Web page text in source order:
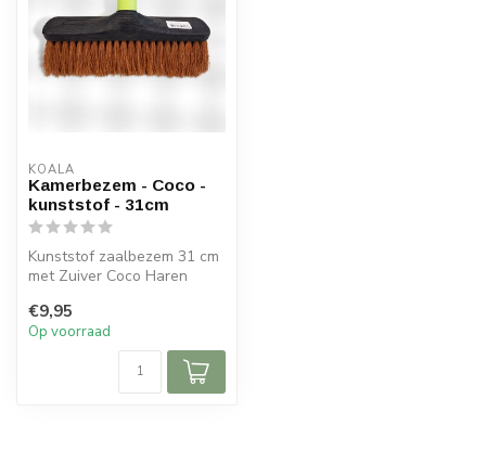
KOALA
Kamerbezem - Coco -
kunststof - 31cm
Kunststof zaalbezem 31 cm
met Zuiver Coco Haren
€9,95
Op voorraad